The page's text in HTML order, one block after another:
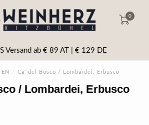
0
Versand ab € 89 AT | € 129 DE
/ Ca' del Bosco / Lombardei, Erbusco
/ Lombardei, Erbusco